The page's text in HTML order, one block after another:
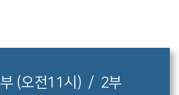
(오전11시) / 2부